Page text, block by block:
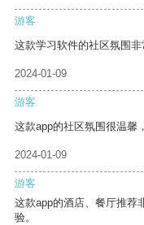
游客
这款学习软件的社区氛围非
2024-01-09
游客
这款app的社区氛围很温馨
2024-01-09
游客
这款app的酒店、餐厅推荐
验。